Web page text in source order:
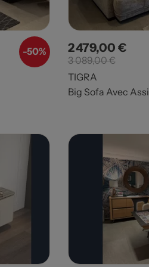
-50% Prix
2 479,00 €Prix
3 089,00 €
TIGRA
Big Sofa Avec